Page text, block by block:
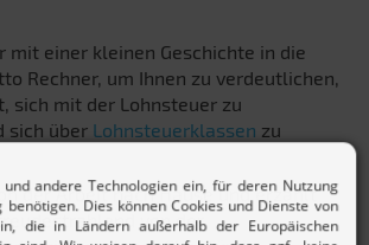
mit einer kleinen Geschichte in die
Rechner, um Ihnen zu verdeutlichen,
sich mit der Lohnsteuer zu
sich über Lohnsteuerklassen zu
der Arbeit nach Hause und erzählt
von der